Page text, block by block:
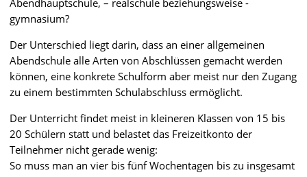
gymnasium?
Der Unterschied liegt darin, dass an einer allgemeinen
Abendschule alle Arten von Abschlüssen gemacht werden
können, eine konkrete Schulform aber meist nur den Zugang
zu einem bestimmten Schulabschluss ermöglicht.
Der Unterricht findet meist in kleineren Klassen von 15 bis
20 Schülern statt und belastet das Freizeitkonto der
Teilnehmer nicht gerade wenig:
So muss man an vier bis fünf Wochentagen bis zu insgesamt